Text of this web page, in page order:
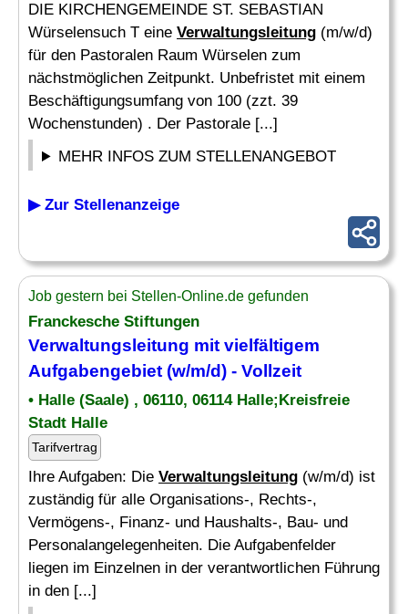
DIE KIRCHENGEMEINDE ST. SEBASTIAN
Würselensuch T eine Verwaltungsleitung (m/w/d)
für den Pastoralen Raum Würselen zum
nächstmöglichen Zeitpunkt. Unbefristet mit einem
Beschäftigungsumfang von 100 (zzt. 39
Wochenstunden) . Der Pastorale [...]
MEHR INFOS ZUM STELLENANGEBOT
▶ Zur Stellenanzeige
Job gestern bei Stellen-Online.de gefunden
Franckesche Stiftungen
Verwaltungsleitung mit vielfältigem
Aufgabengebiet (w/m/d) - Vollzeit
• Halle (Saale) , 06110, 06114 Halle;Kreisfreie
Stadt Halle
Tarifvertrag
Ihre Aufgaben: Die Verwaltungsleitung (w/m/d) ist
zuständig für alle Organisations-, Rechts-,
Vermögens-, Finanz- und Haushalts-, Bau- und
Personalangelegenheiten. Die Aufgabenfelder
liegen im Einzelnen in der verantwortlichen Führung
in den [...]